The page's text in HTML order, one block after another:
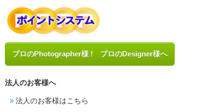
プロのPhotographer様 ! プロのDesigner様へ
法人のお客様へ
法人のお客様はこちら